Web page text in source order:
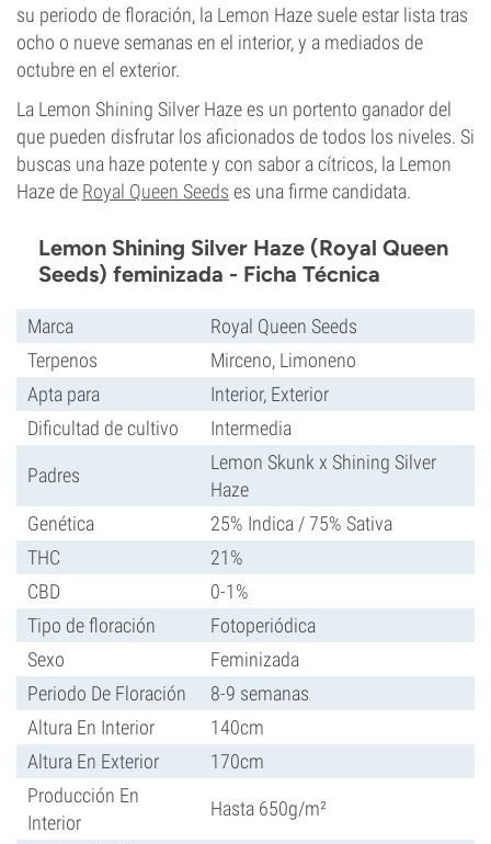
su periodo de floración, la Lemon Haze suele estar lista tras
ocho o nueve semanas en el interior, y a mediados de
octubre en el exterior.
La Lemon Shining Silver Haze es un portento ganador del
que pueden disfrutar los aficionados de todos los niveles. Si
buscas una haze potente y con sabor a cítricos, la Lemon
Haze de Royal Queen Seeds es una firme candidata.
Lemon Shining Silver Haze (Royal Queen
Seeds) feminizada - Ficha Técnica
Marca
Royal Queen Seeds
Terpenos
Mirceno, Limoneno
Apta para
Interior, Exterior
Dificultad de cultivo
Intermedia
Padres
Lemon Skunk x Shining Silver
Haze
Genética
25% Indica / 75% Sativa
THC
21%
CBD
0-1%
Tipo de floración
Fotoperiódica
Sexo
Feminizada
Periodo De Floración
8-9 semanas
Altura En Interior
140cm
Altura En Exterior
170cm
Producción En
Interior
Hasta 650g/m²